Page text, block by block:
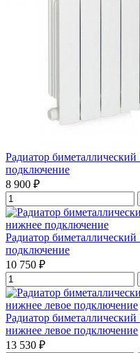
Радиатор
подключение
8 900 ₽
Радиатор
подключение
10 750 ₽
Радиатор
нижнее левое подключение
13 530 ₽